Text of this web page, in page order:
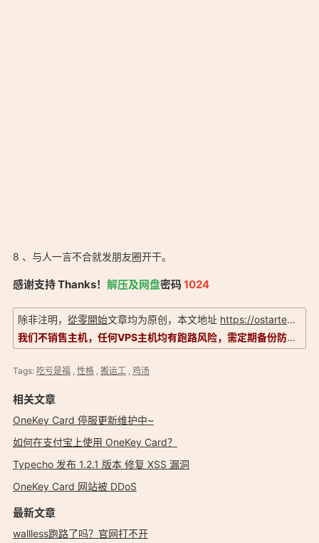
8 、与人一言不合就发朋友圈开干。
感谢支持 Thanks！ 解压及网盘密码1024
除非注明， 從零開始文章均为原创，本文地址 https://ostarted.com/135
我们不销售主机，任何VPS主机均有跑路风险，需定期备份防止数据丢失。信息以实际为准，评测仅供参考！
Tags: 吃亏是福, 性格, 搬运工, 鸡汤
相关文章
OneKey Card 停服更新维护中~
如何在支付宝上使用 OneKey Card？
Typecho 发布 1.2.1 版本 修复 XSS 漏洞
OneKey Card 网站被 DDoS
最新文章
wallless跑路了吗？官网打不开